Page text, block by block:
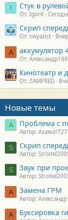
I Стук в
От: IgorK
Скрип
От: swyazist
А аккумулятор
От: Александр186
Кинотеатр и
От: ZAMPRED
Новые темы
А Проблема с
Автор: Азамат727
S Скрип
Автор:
S Звук при
Автор:
А Замена ГРМ
Автор:
А Буксировка